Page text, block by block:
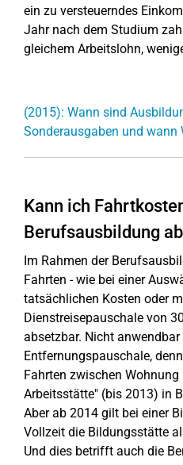
ein zu versteuerndes
Jahr nach dem Studium
gleichem Arbeitslohn,
(2015): Wann sind
Sonderausgaben und wann
Kann ich
Berufsausbildung
Im Rahmen der
Fahrten - wie bei einer
tatsächlichen Kosten oder
Dienstreisepauschale von
absetzbar. Nicht
Entfernungspauschale,
Fahrten zwischen
Arbeitsstätte" (bis 2013) in
Aber ab 2014 gilt bei einer
Vollzeit die Bildungsstätte
Und dies betrifft auch die